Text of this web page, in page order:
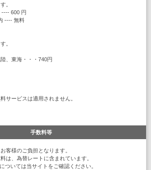
。
---- 600 円
---- 無料
。
、東海・・・740円
サービスは適用されません。
手数料等
客様のご負担となります。
は、為替レートに含まれています。
ついては当サイトをご確認ください。